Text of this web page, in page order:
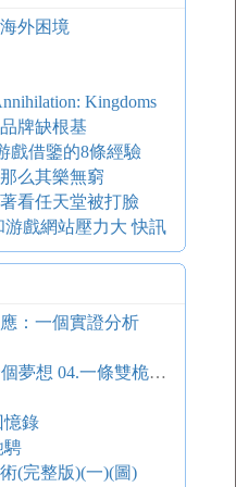
外困境
Kingdoms
牌缺根基
戲借鑒的8條經驗
么其樂無窮
看任天堂被打臉
游戲網站壓力大 快訊
：一個實證分析
近距離看美國 III --我也有一個夢想 04.一條雙桅船上的故事
憶錄
騁
(完整版)(一)(圖)